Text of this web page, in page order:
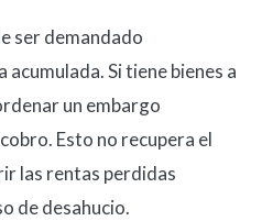
ser demandado
Si tiene bienes a
un embargo
Esto no recupera el
las rentas perdidas
de desahucio.